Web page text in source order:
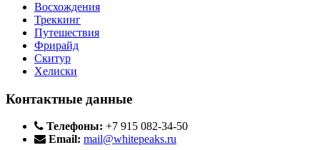
Восхождения
Треккинг
Путешествия
Фрирайд
Скитур
Хелиски
Контактные данные
Телефоны: +7 915 082-34-50
Email: mail@whitepeaks.ru